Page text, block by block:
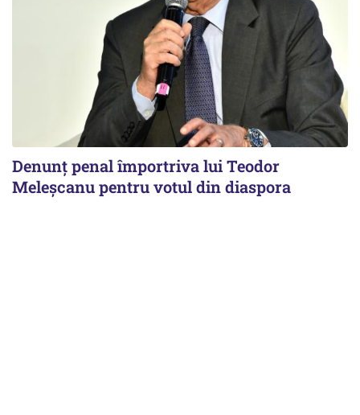
Denunț penal împortriva lui Teodor
Meleșcanu pentru votul din diaspora